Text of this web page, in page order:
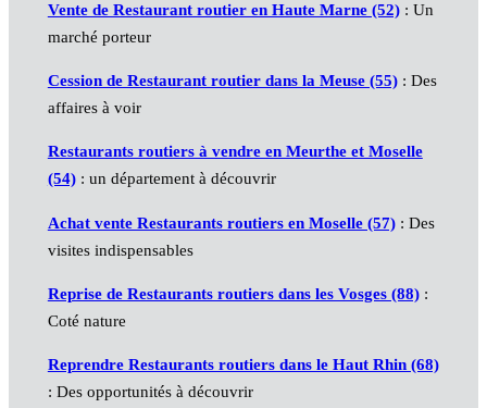
Vente de Restaurant routier en Haute Marne (52): Un
marché porteur
Cession de Restaurant routier dans la Meuse (55): Des
affaires à voir
Restaurants routiers à vendre en Meurthe et Moselle
(54): un département à découvrir
Achat vente Restaurants routiers en Moselle (57): Des
visites indispensables
Reprise de Restaurants routiers dans les Vosges (88):
Coté nature
Reprendre Restaurants routiers dans le Haut Rhin (68)
: Des opportunités à découvrir